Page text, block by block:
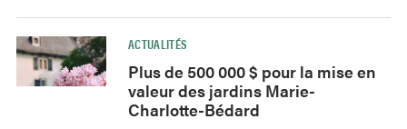
ACTUALITÉS
Plus de 500 000 $ pour la mise en
valeur des jardins Marie-
Charlotte-Bédard